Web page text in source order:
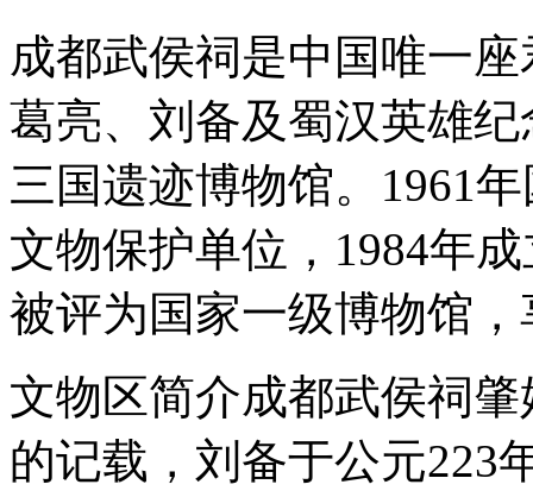
成都武侯祠是中国唯一
葛亮、刘备及蜀汉英雄
三国遗迹博物馆。1961
文物保护单位，1984年
被评为国家一级博物馆
文物区简介成都武侯祠
的记载，刘备于公元223